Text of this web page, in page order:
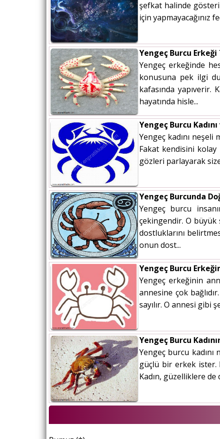
şefkat halinde
için yapmayacağınız
Yengeç Burcu
Yengeç erkeğinde
konusuna pek ilgi
kafasında
hayatında hisle...
Yengeç Burcu
Yengeç kadını
Fakat kendisini kolay
gözleri parlayarak
Yengeç Burcunda
Yengeç burcu
çekingendir. O büyük
dostluklarını
onun dost...
Yengeç Burcu
Yengeç erkeğinin
annesine çok
sayılır. O annesi gibi
Yengeç Burcu
Yengeç burcu kadını
güçlü bir erkek ister.
Kadın, güzelliklere